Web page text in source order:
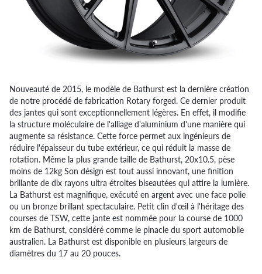
Nouveauté de 2015, le modèle de Bathurst est la dernière création
de notre procédé de fabrication Rotary forged. Ce dernier produit
des jantes qui sont exceptionnellement légères. En effet, il modifie
la structure moléculaire de l'alliage d'aluminium d'une manière qui
augmente sa résistance. Cette force permet aux ingénieurs de
réduire l'épaisseur du tube extérieur, ce qui réduit la masse de
rotation. Même la plus grande taille de Bathurst, 20x10.5, pèse
moins de 12kg Son désign est tout aussi innovant, une finition
brillante de dix rayons ultra étroites biseautées qui attire la lumière.
La Bathurst est magnifique, exécuté en argent avec une face polie
ou un bronze brillant spectaculaire. Petit clin d'œil à l'héritage des
courses de TSW, cette jante est nommée pour la course de 1000
km de Bathurst, considéré comme le pinacle du sport automobile
australien. La Bathurst est disponible en plusieurs largeurs de
diamètres du 17 au 20 pouces.